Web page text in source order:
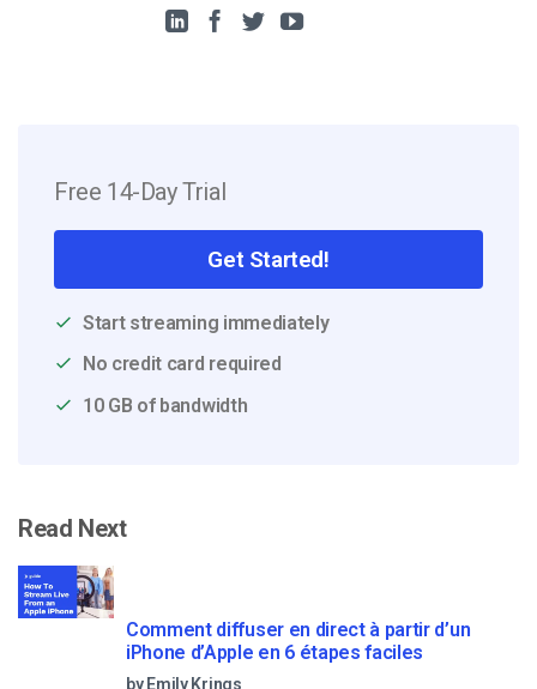
Free 14-Day Trial
Get Started!
Start streaming immediately
No credit card required
10 GB of bandwidth
Read Next
Comment diffuser en direct à partir d’un
iPhone d’Apple en 6 étapes faciles
by Emily Krings